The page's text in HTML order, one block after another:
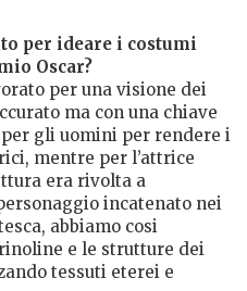
per ideare i costumi
Oscar?
per una visione dei
ma con una chiave
gli uomini per rendere i
mentre per l’attrice
era rivolta a
incatenato nei
abbiamo cosi
e le strutture dei
tessuti eterei e